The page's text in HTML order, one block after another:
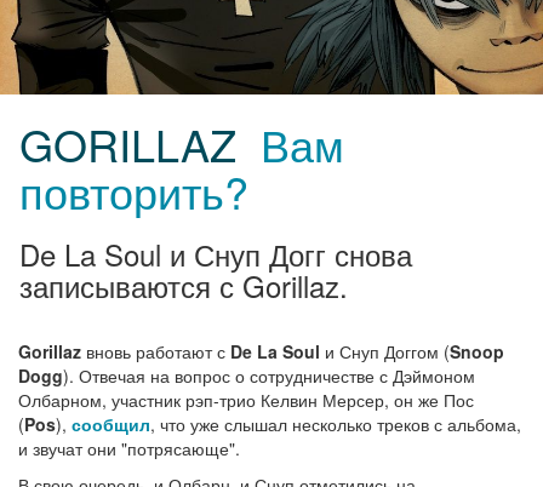
GORILLAZ Вам
повторить?
De La Soul и Снуп Догг снова
записываются с Gorillaz.
Gorillaz вновь работают с De La Soul и Снуп Доггом (Snoop
Dogg). Отвечая на вопрос о сотрудничестве с Дэймоном
Олбарном, участник рэп-трио Келвин Мерсер, он же Пос
(Pos), сообщил, что уже слышал несколько треков с альбома,
и звучат они "потрясающе".